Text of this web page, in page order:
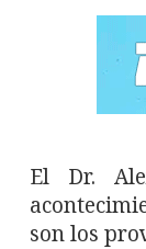
El Dr.
son los